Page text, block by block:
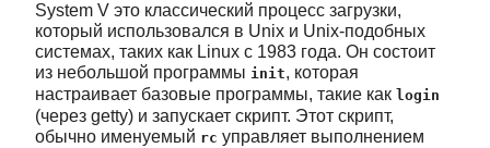
System V это классический процесс загрузки,
который использовался в Unix и Unix-подобных
системах, таких как Linux с 1983 года. Он состоит
из небольшой программы init, которая
настраивает базовые программы, такие как login
(через getty) и запускает скрипт. Этот скрипт,
обычно именуемый rc управляет выполнением